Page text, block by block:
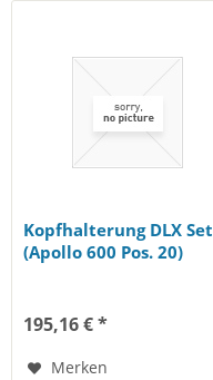
Kopfhalterung DLX Set
(Apollo 600 Pos. 20)
195,16 € *
Merken